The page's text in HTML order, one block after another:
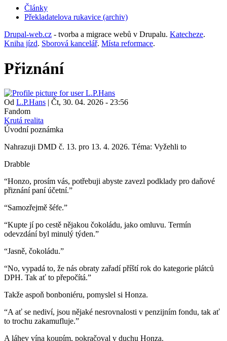
Články
Překladatelova rukavice (archiv)
new
tab)
Drupal-web.cz - tvorba a migrace webů v Drupalu. Katecheze.
Kniha jízd. Sborová kancelář. Místa reformace.
Přiznání
Od L.P.Hans | Čt, 30. 04. 2026 - 23:56
Fandom
Krutá realita
Úvodní poznámka
Nahrazuji DMD č. 13. pro 13. 4. 2026. Téma: Vyžehli to
Drabble
“Honzo, prosím vás, potřebuji abyste zavezl podklady pro daňové
přiznání paní účetní.”
“Samozřejmě šéfe.”
“Kupte jí po cestě nějakou čokoládu, jako omluvu. Termín
odevzdání byl minulý týden.”
“Jasně, čokoládu.”
“No, vypadá to, že nás obraty zařadí příští rok do kategorie plátců
DPH. Tak ať to přepočítá.”
Takže aspoň bonboniéru, pomyslel si Honza.
“A ať se nediví, jsou nějaké nesrovnalosti v penzijním fondu, tak ať
to trochu zakamufluje.”
A láhev vína koupím, pokračoval v duchu Honza.